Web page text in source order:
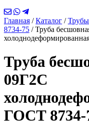
Главная /Каталог /
8734-75 /Труба
Труба
09Г2С
ГОСТ 8734-